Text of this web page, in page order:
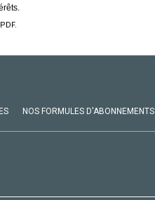
NOS FORMULES D'ABONNEMENTS